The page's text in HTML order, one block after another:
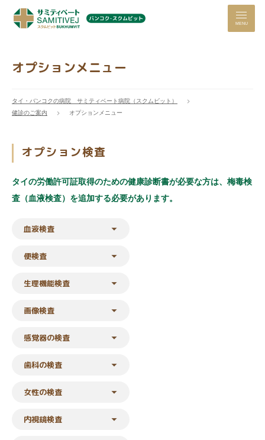
MENU
オプションメニュー
タイ・バンコクの病院 サミティベート病院（スクムビット）
健診のご案内
オプションメニュー
オプション検査
タイの労働許可証取得のための健康診断書が必要な方は、梅毒検
査（血液検査）を追加する必要があります。
血液検査
便検査
生理機能検査
画像検査
感覚器の検査
歯科の検査
女性の検査
内視鏡検査